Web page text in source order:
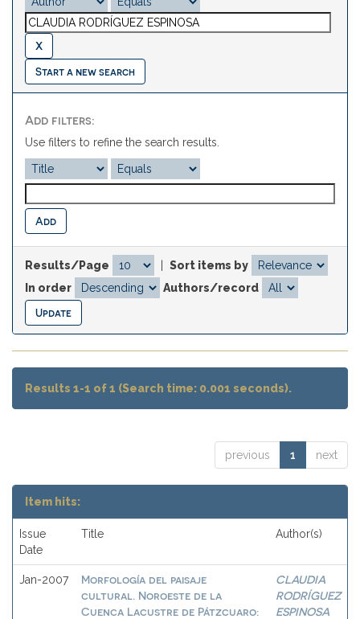
Start a new search
Add filters:
Use filters to refine the search results.
Results/Page
Sort items by
In order
Authors/record
Results 1-1 of 1 (Search time: 0.001 seconds).
previous 1 next
Item hits:
Issue
Date
Title Author(s)
Jan-2007
Morfología del paisaje
cultural. Noroeste de la
Cuenca Lacustre de Pátzcuaro:
CLAUDIA
RODRÍGUEZ
ESPINOSA